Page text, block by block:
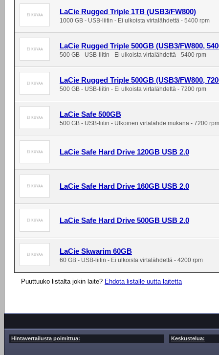
LaCie Rugged Triple 1TB (USB3/FW800)
1000 GB - USB-liitin - Ei ulkoista virtalähdettä - 5400 rpm
LaCie Rugged Triple 500GB (USB3/FW800,
500 GB - USB-liitin - Ei ulkoista virtalähdettä - 5400 rpm
LaCie Rugged Triple 500GB (USB3/FW800,
500 GB - USB-liitin - Ei ulkoista virtalähdettä - 7200 rpm
LaCie Safe 500GB
500 GB - USB-liitin - Ulkoinen virtalähde mukana - 7200 rpm
LaCie Safe Hard Drive 120GB USB 2.0
LaCie Safe Hard Drive 160GB USB 2.0
LaCie Safe Hard Drive 500GB USB 2.0
LaCie Skwarim 60GB
60 GB - USB-liitin - Ei ulkoista virtalähdettä - 4200 rpm
Puuttuuko listalta jokin laite? Ehdota listalle uutta laitetta
Hintavertailusta poimittua: Keskustelua: